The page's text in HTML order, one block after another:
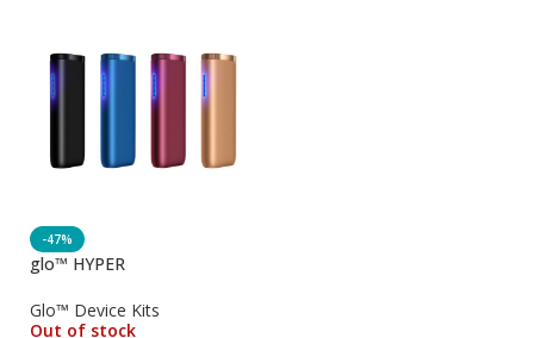
-47%
glo™ HYPER
Glo™ Device Kits
Out of stock